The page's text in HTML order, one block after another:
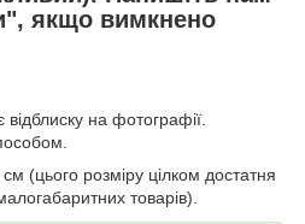
якщо вимкнено
на фотографії.
(цього розміру цілком достатня
товарів).